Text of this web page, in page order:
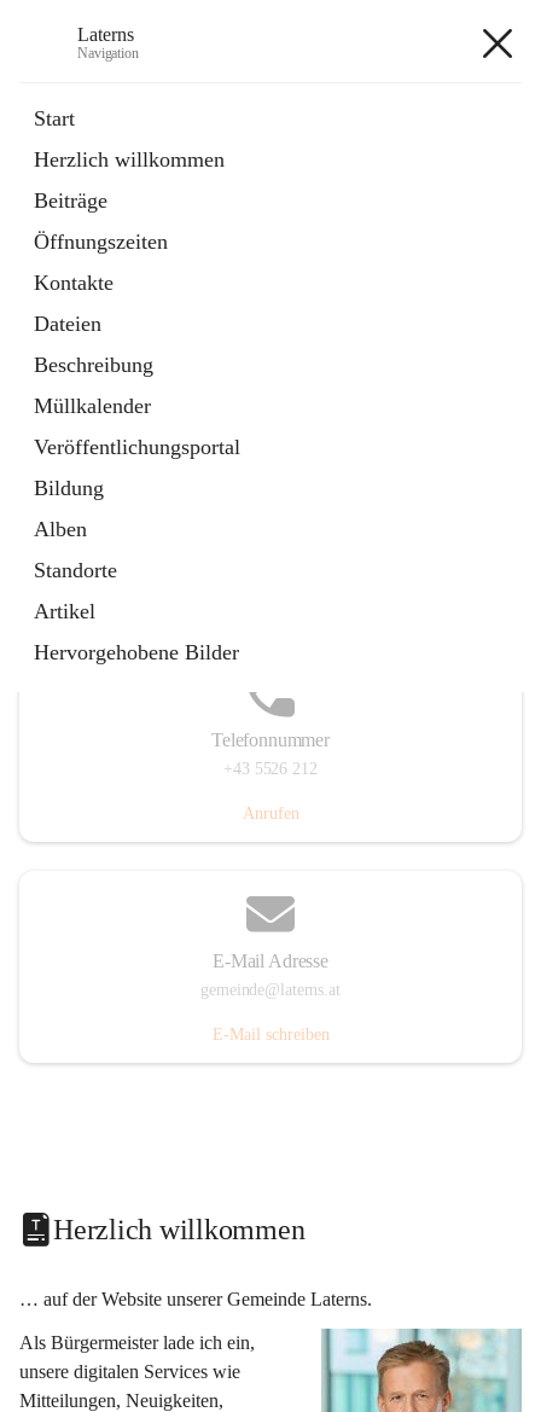
Laterns
Navigation
Start
Herzlich willkommen
Beiträge
Öffnungszeiten
Kontakte
Dateien
Beschreibung
Müllkalender
Veröffentlichungsportal
Bildung
Alben
Standorte
Artikel
Hervorgehobene Bilder
11 Schnellzugriffe
Soziales
1 Schnellzugriff
Telefonnummer
+43 5526 212
Anrufen
E-Mail Adresse
gemeinde@laterns.at
E-Mail schreiben
Herzlich willkommen
… auf der Website unserer Gemeinde Laterns.
Als Bürgermeister lade ich ein,
unsere digitalen Services wie
Mitteilungen, Neuigkeiten,